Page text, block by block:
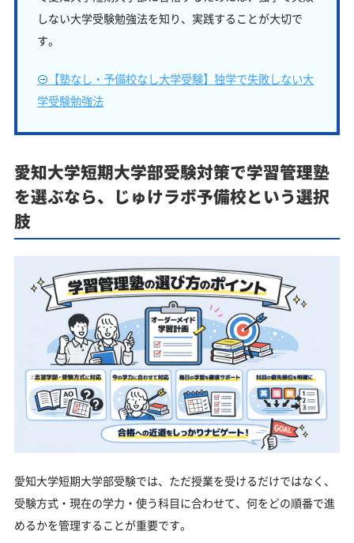
しない大学受験勉強法を知り、実践することが大切で
す。
【塾なし・予備校なし大学受験】独学で失敗しない大
学受験勉強法
愛知大学短期大学部受験対策で学習管理塾
を選ぶなら、じゅけラボ予備校という選択
肢
愛知大学短期大学部受験では、ただ授業を受けるだけではなく、
受験方式・現在の学力・使う科目に合わせて、何をどの順番で進
めるかを管理することが重要です。